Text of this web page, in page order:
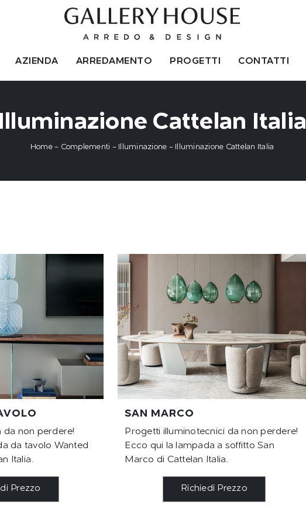
AZIENDA ARREDAMENTO PROGETTI CONTATTI
Illuminazione Cattelan Italia
Home- Complementi - Illuminazione - Illuminazione Cattelan Italia
da non perdere!
da tavolo Wanted
Italia.
Prezzo
SAN MARCO
Progetti illuminotecnici da non perdere!
Ecco qui la lampada a soffitto San
Marco di Cattelan Italia.
Richiedi Prezzo